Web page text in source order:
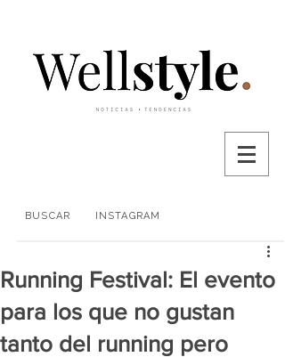
BUSCAR INSTAGRAM
Running Festival: El evento
para los que no gustan
tanto del running pero